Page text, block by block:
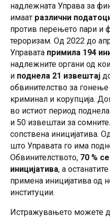
надлежната Управа за
имаат различни
против перењето пари и
тероризам. Од 2022 до
Управата примила 194
надлежните органи од
и поднела 21 извештај
обвинителство за
криминал и корупција.
во истиот период
и 50 извештаи за
сопствена иницијатива.
што Управата го има
Обвинителството, 70 %
иницијатива, а
примена иницијатива од
институции.
Истражувањето можете